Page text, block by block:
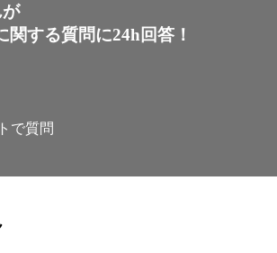
関する質問に24h回答！